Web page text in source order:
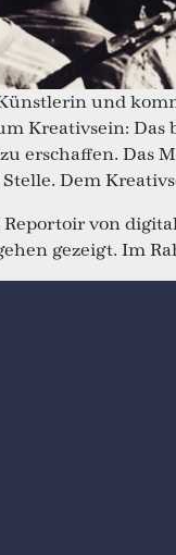
und
Kreativsein:
zu erschaffen.
Dem
von
gezeigt. Im